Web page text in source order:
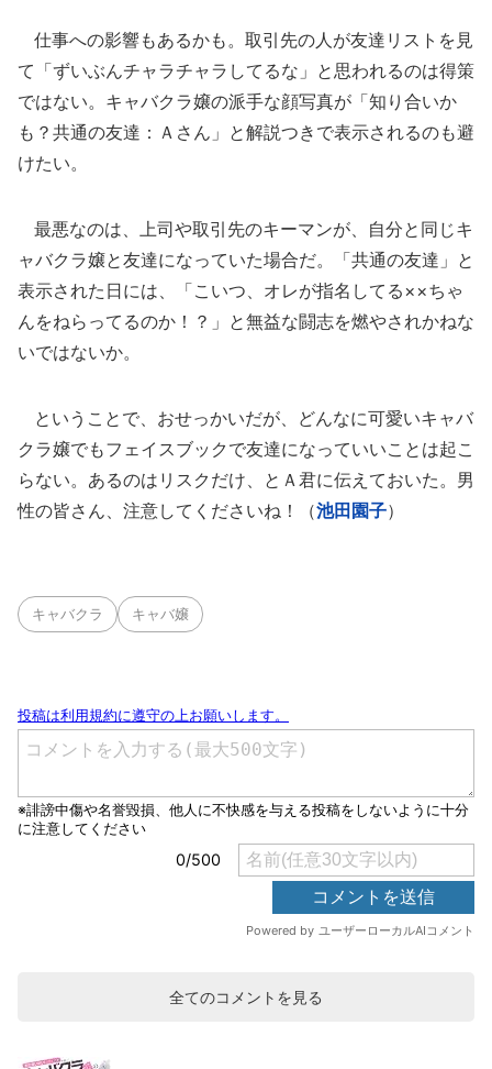
仕事への影響もあるかも。取引先の人が友達リストを見
て「ずいぶんチャラチャラしてるな」と思われるのは得策
ではない。キャバクラ嬢の派手な顔写真が「知り合いか
も？共通の友達：Ａさん」と解説つきで表示されるのも避
けたい。
最悪なのは、上司や取引先のキーマンが、自分と同じキ
ャバクラ嬢と友達になっていた場合だ。「共通の友達」と
表示された日には、「こいつ、オレが指名してる××ちゃ
んをねらってるのか！？」と無益な闘志を燃やされかねな
いではないか。
ということで、おせっかいだが、どんなに可愛いキャバ
クラ嬢でもフェイスブックで友達になっていいことは起こ
らない。あるのはリスクだけ、とＡ君に伝えておいた。男
性の皆さん、注意してくださいね！（池田園子）
キャバクラ キャバ嬢
全てのコメントを見る